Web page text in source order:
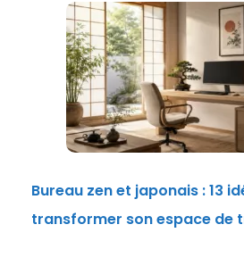
Bureau zen et japonais : 13
transformer son espace de